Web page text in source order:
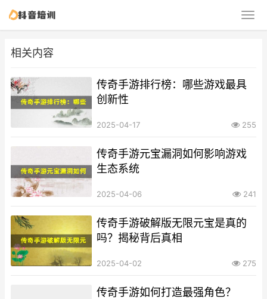
相关内容
传奇手游排行榜：哪些游戏最具
创新性
2025-04-17 255
传奇手游元宝漏洞如何影响游戏
生态系统
2025-04-06 241
传奇手游破解版无限元宝是真的
吗？揭秘背后真相
2025-04-02 275
传奇手游如何打造最强角色？